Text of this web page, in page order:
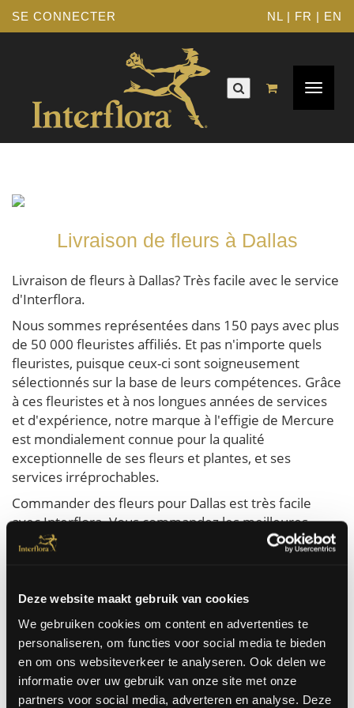
Deze website maakt gebruik van cookies
We gebruiken cookies om content en advertenties te
personaliseren, om functies voor social media te bieden
en om ons websiteverkeer te analyseren. Ook delen we
informatie over uw gebruik van onze site met onze
partners voor social media, adverteren en analyse. Deze
SE CONNECTER NL | FR | EN
Toggle
Livraison de fleurs à Dallas
Livraison de fleurs à Dallas? Très facile avec le service
d'Interflora.
Nous sommes représentées dans 150 pays avec plus
de 50 000 fleuristes affiliés. Et pas n'importe quels
fleuristes, puisque ceux-ci sont soigneusement
sélectionnés sur la base de leurs compétences. Grâce
à ces fleuristes et à nos longues années de services
et d'expérience, notre marque à l'effigie de Mercure
est mondialement connue pour la qualité
exceptionnelle de ses fleurs et plantes, et ses
services irréprochables.
Commander des fleurs pour Dallas est très facile
avec Interflora. Vous commandez les meilleures
fleurs qui sont livrées le jour même à domicile ou au
anniversaire, un mariage, un rétablissement, juste
comme ça ...
Commandez ici